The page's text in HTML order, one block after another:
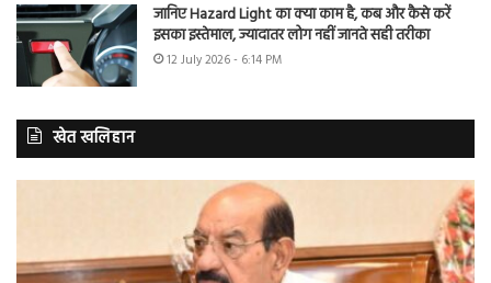
जानिए Hazard Light का क्या काम है, कब और कैसे करें
इसका इस्तेमाल, ज्यादातर लोग नहीं जानते सही तरीका
12 July 2026 - 6:14 PM
खेत खलिहान